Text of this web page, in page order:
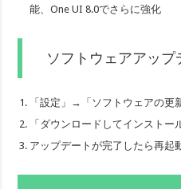
能、One UI 8.0でさらに強化
ソフトウェアアップ
「設定」→「ソフトウェアの更
「ダウンロードしてインストー
アップデートが完了したら再起